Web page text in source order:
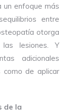
un enfoque más
entre
otorga
lesiones. Y
adicionales
de aplicar
de la